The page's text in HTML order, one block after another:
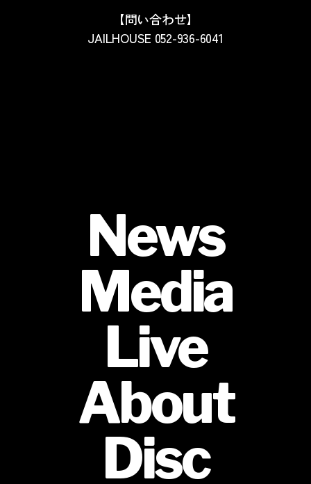
【問い合わせ】
JAILHOUSE 052-936-6041
News
Media
Live
About
Disc